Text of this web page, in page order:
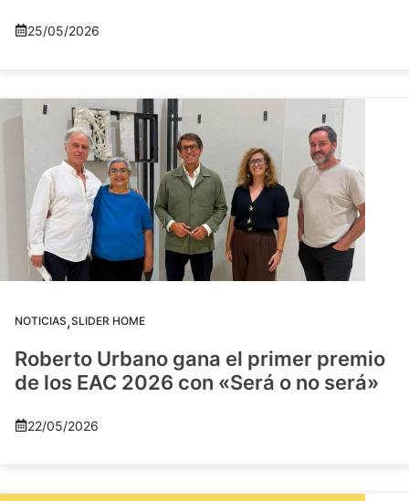
25/05/2026
NOTICIAS,SLIDER HOME
Roberto Urbano gana el primer premio
de los EAC 2026 con «Será o no será»
22/05/2026